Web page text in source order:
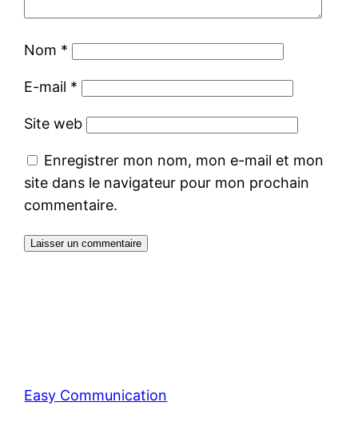
Nom *
E-mail *
Site web
Enregistrer mon nom, mon e-mail et mon
site dans le navigateur pour mon prochain
commentaire.
Easy Communication